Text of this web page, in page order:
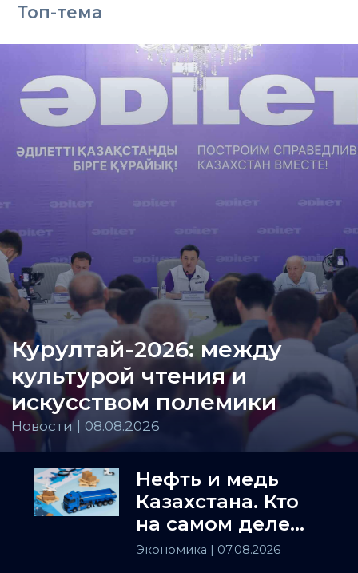
Топ-тема
Курултай-2026: между
культурой чтения и
искусством полемики
Новости | 08.08.2026
Нефть и медь
Казахстана. Кто
на самом деле
держит
Экономика | 07.08.2026